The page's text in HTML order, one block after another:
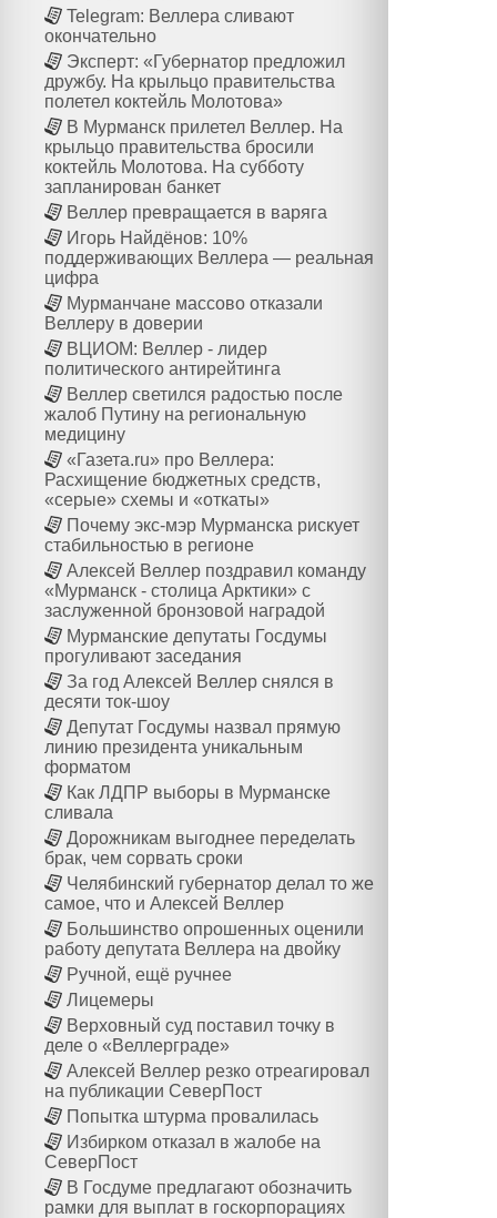
Telegram: Веллера сливают
окончательно
Эксперт: «Губернатор предложил
дружбу. На крыльцо правительства
полетел коктейль Молотова»
В Мурманск прилетел Веллер. На
крыльцо правительства бросили
коктейль Молотова. На субботу
запланирован банкет
Веллер превращается в варяга
Игорь Найдёнов: 10%
поддерживающих Веллера — реальная
цифра
Мурманчане массово отказали
Веллеру в доверии
ВЦИОМ: Веллер - лидер
политического антирейтинга
Веллер светился радостью после
жалоб Путину на региональную
медицину
«Газета.ru» про Веллера:
Расхищение бюджетных средств,
«серые» схемы и «откаты»
Почему экс-мэр Мурманска рискует
стабильностью в регионе
Алексей Веллер поздравил команду
«Мурманск - столица Арктики» с
заслуженной бронзовой наградой
Мурманские депутаты Госдумы
прогуливают заседания
За год Алексей Веллер снялся в
десяти ток-шоу
Депутат Госдумы назвал прямую
линию президента уникальным
форматом
Как ЛДПР выборы в Мурманске
сливала
Дорожникам выгоднее переделать
брак, чем сорвать сроки
Челябинский губернатор делал то же
самое, что и Алексей Веллер
Большинство опрошенных оценили
работу депутата Веллера на двойку
Ручной, ещё ручнее
Лицемеры
Верховный суд поставил точку в
деле о «Веллерграде»
Алексей Веллер резко отреагировал
на публикации СеверПост
Попытка штурма провалилась
Избирком отказал в жалобе на
СеверПост
В Госдуме предлагают обозначить
рамки для выплат в госкорпорациях